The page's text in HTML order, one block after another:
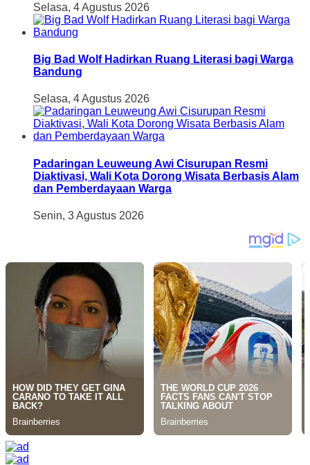
Selasa, 4 Agustus 2026
Big Bad Wolf Hadirkan Ruang Literasi bagi Warga
Bandung
Selasa, 4 Agustus 2026
Padaringan Leuweung Awi Cisurupan Resmi
Diaktivasi, Wali Kota Dorong Wisata Berbasis Alam
dan Pemberdayaan Warga
Senin, 3 Agustus 2026